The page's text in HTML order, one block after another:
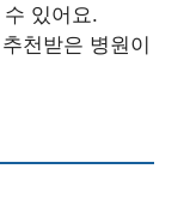
있어요.
천받은 병원이